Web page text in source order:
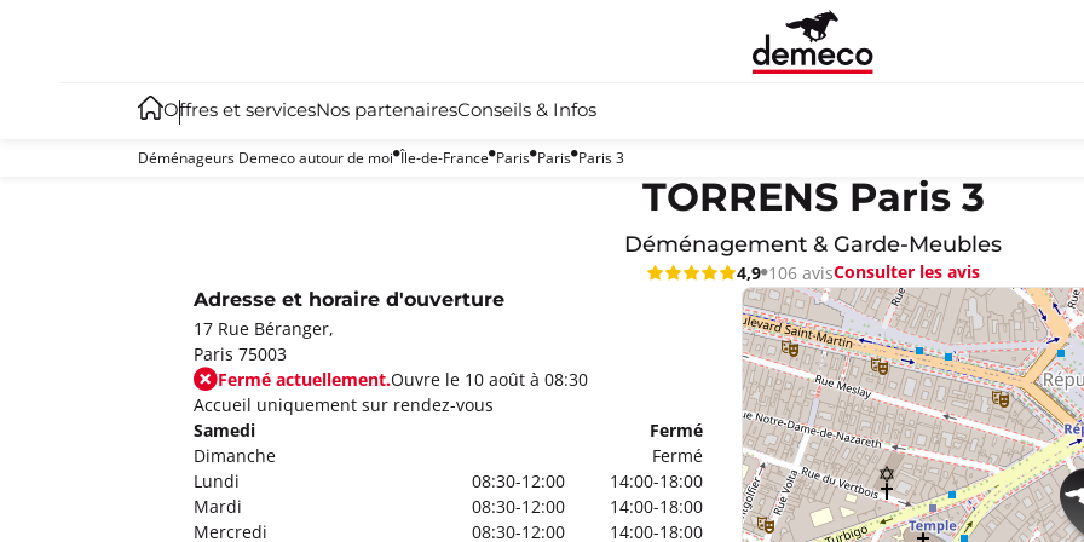
Offres et servicesNos partenairesConseils & Infos
Déménageurs Demeco autour de moi Île-de-France Paris Paris Paris 3
TORRENS Paris 3
Déménagement & Garde-Meubles
4,9 106 avisConsulter les avis
Adresse et horaire d'ouverture
17 Rue Béranger,
Paris 75003
Fermé actuellement.Ouvre le 10 août à 08:30
Accueil uniquement sur rendez-vous
Samedi
Fermé
Dimanche
Fermé
Lundi
08:30-12:00
14:00-18:00
Mardi
08:30-12:00
14:00-18:00
Mercredi
08:30-12:00 14:00-18:00